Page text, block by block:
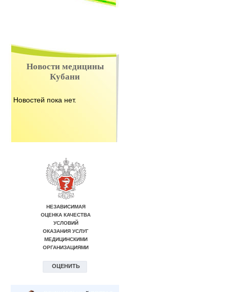
Новости медицины
Кубани
Новостей пока нет.